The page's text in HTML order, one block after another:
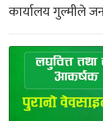
कार्यालय गुल्मीले